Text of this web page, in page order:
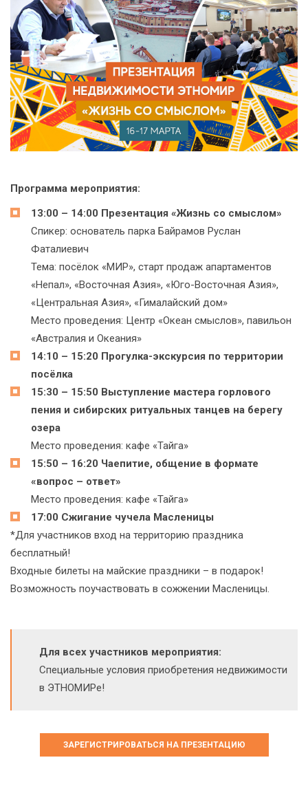
Программа мероприятия:
13:00 – 14:00 Презентация «Жизнь со смыслом»
Спикер: основатель парка Байрамов Руслан
Фаталиевич
Тема: посёлок «МИР», старт продаж апартаментов
«Непал», «Восточная Азия», «Юго-Восточная Азия»,
«Центральная Азия», «Гималайский дом»
Место проведения: Центр «Океан смыслов», павильон
«Австралия и Океания»
14:10 – 15:20 Прогулка-экскурсия по территории
посёлка
15:30 – 15:50 Выступление мастера горлового
пения и сибирских ритуальных танцев на берегу
озера
Место проведения: кафе «Тайга»
15:50 – 16:20 Чаепитие, общение в формате
«вопрос – ответ»
Место проведения: кафе «Тайга»
17:00 Сжигание чучела Масленицы
*Для участников вход на территорию праздника
бесплатный!
Входные билеты на майские праздники – в подарок!
Возможность поучаствовать в сожжении Масленицы.
Для всех участников мероприятия:
Специальные условия приобретения недвижимости
в ЭТНОМИРе!
ЗАРЕГИСТРИРОВАТЬСЯ НА ПРЕЗЕНТАЦИЮ